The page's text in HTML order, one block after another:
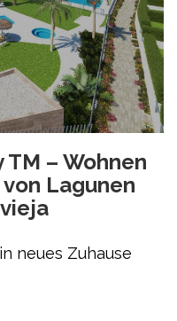
– Wohnen
Lagunen
neues Zuhause